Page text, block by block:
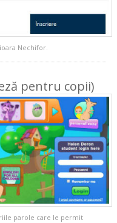
Nechifor.
pentru copii)
parole care le permit